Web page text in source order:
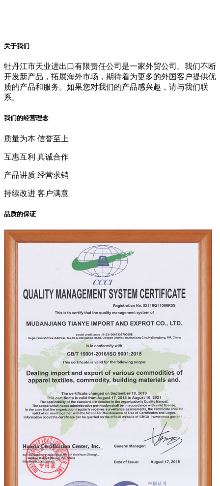
关于我们
牡丹江市天业进出口有限责任公司是一家外贸公司。我们不断
开发新产品，拓展海外市场，期待着为更多的外国客户提供优
质的产品和服务。如果您对我们的产品感兴趣，请与我们联
系。
我们的经营理念
质量为本 信誉至上
互惠互利 真诚合作
产品讲质 经营求销
持续改进 客户满意
品质的保证